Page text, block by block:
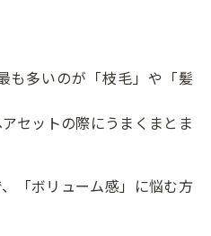
も多いのが「枝毛」や「髪
セットの際にうまくまとま
「ボリューム感」に悩む方